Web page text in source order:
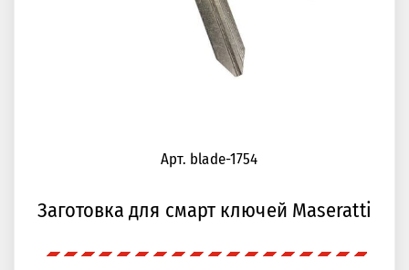
Арт. blade-1754
Заготовка для смарт ключей Maseratti